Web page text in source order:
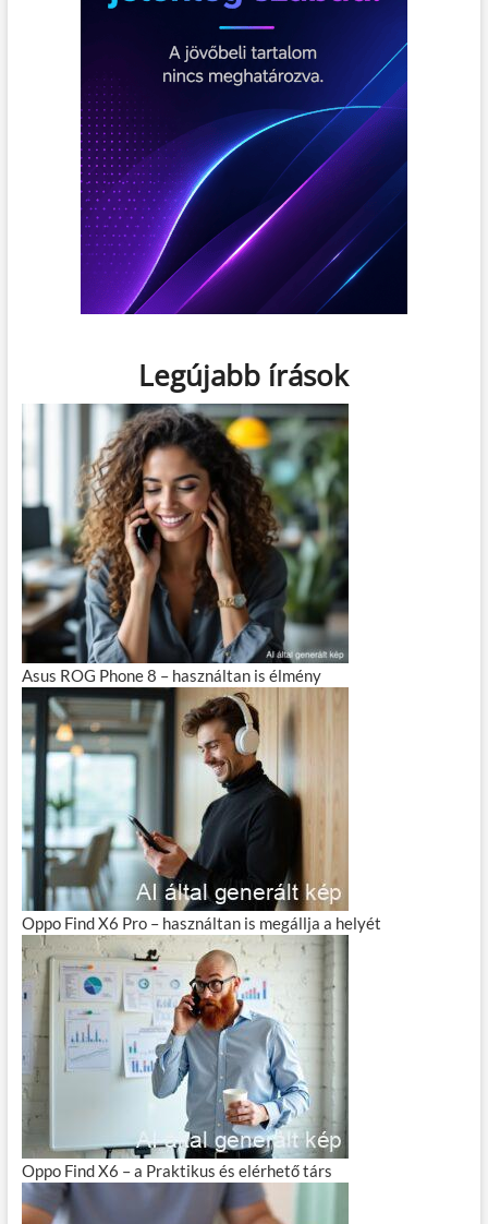
Legújabb írások
Asus ROG Phone 8 – használtan is élmény
Oppo Find X6 Pro – használtan is megállja a helyét
Oppo Find X6 – a Praktikus és elérhető társ